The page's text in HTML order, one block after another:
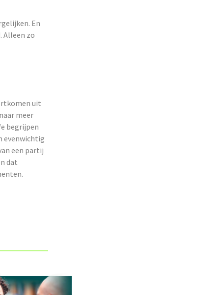
En
Alleen zo
uit
meer
begrijpen
evenwichtig
een partij
dat